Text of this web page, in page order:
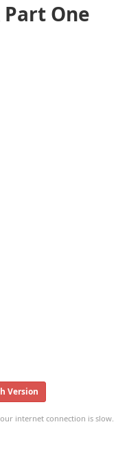
One
Version
internet connection is slow.